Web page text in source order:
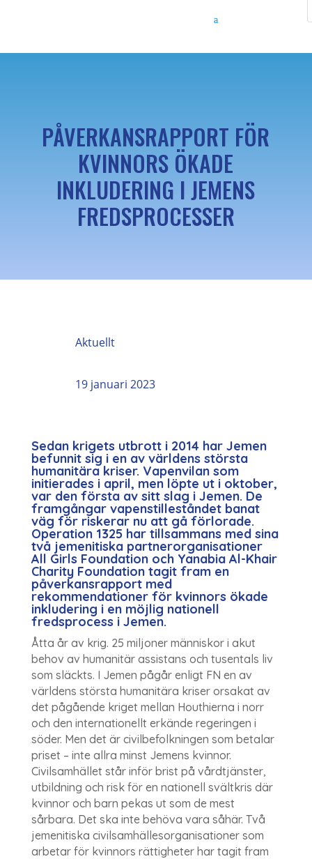
PÅVERKANSRAPPORT FÖR
KVINNORS ÖKADE
INKLUDERING I JEMENS
FREDSPROCESSER
Aktuellt
19 januari 2023
Sedan krigets utbrott i 2014 har Jemen
befunnit sig i en av världens största
humanitära kriser. Vapenvilan som
initierades i april, men löpte ut i oktober,
var den första av sitt slag i Jemen. De
framgångar vapenstilleståndet banat
väg för riskerar nu att gå förlorade.
Operation 1325 har tillsammans med sina
två jemenitiska partnerorganisationer
All Girls Foundation och Yanabia Al-Khair
Charity Foundation tagit fram en
påverkansrapport med
rekommendationer för kvinnors ökade
inkludering i en möjlig nationell
fredsprocess i Jemen.
Åtta år av krig. 25 miljoner människor i akut
behov av humanitär assistans och tusentals liv
som släckts. I Jemen pågår enligt FN en av
världens största humanitära kriser orsakat av
det pågående kriget mellan Houthierna i norr
och den internationellt erkände regeringen i
söder. Men det är civilbefolkningen som betalar
priset – inte allra minst Jemens kvinnor.
Civilsamhället står inför brist på vårdtjänster,
utbildning och risk för en nationell svältkris där
kvinnor och barn pekas ut som de mest
sårbara. Det ska inte behöva vara såhär. Två
jemenitiska civilsamhällesorganisationer som
arbetar för kvinnors rättigheter har tagit fram